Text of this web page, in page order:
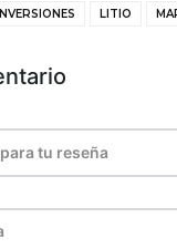
LITIO